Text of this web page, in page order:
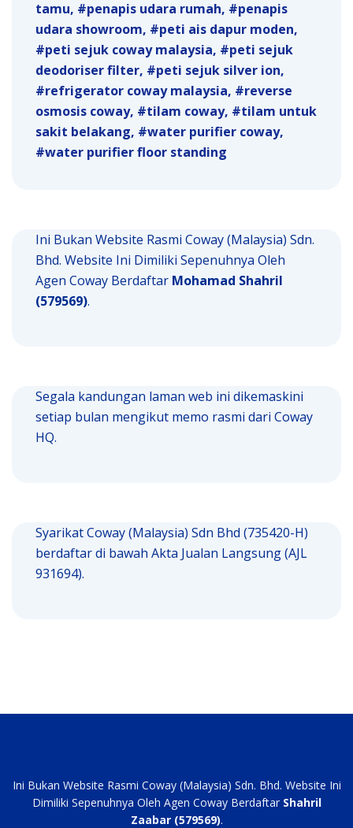
tamu
penapis udara rumah
penapis
udara showroom
peti ais dapur moden
peti sejuk coway malaysia
peti sejuk
deodoriser filter
peti sejuk silver ion
refrigerator coway malaysia
reverse
osmosis coway
tilam coway
tilam untuk
sakit belakang
water purifier coway
water purifier floor standing
Ini Bukan Website Rasmi Coway (Malaysia) Sdn.
Bhd. Website Ini Dimiliki Sepenuhnya Oleh
Agen Coway Berdaftar Mohamad Shahril
(579569).
Segala kandungan laman web ini dikemaskini
setiap bulan mengikut memo rasmi dari Coway
HQ.
Syarikat Coway (Malaysia) Sdn Bhd (735420-H)
berdaftar di bawah Akta Jualan Langsung (AJL
931694).
Ini Bukan Website Rasmi Coway (Malaysia) Sdn. Bhd. Website Ini
Dimiliki Sepenuhnya Oleh Agen Coway Berdaftar Shahril
Zaabar (579569).